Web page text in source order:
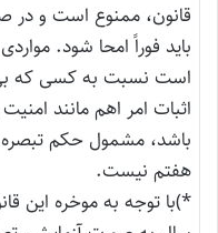
قانون، ممنوع است و در
باید فوراً امحا شود.
است نسبت به کسی که بی
اثبات امر اهم مانند
هفتم نیست.
*)با توجه به موخره این